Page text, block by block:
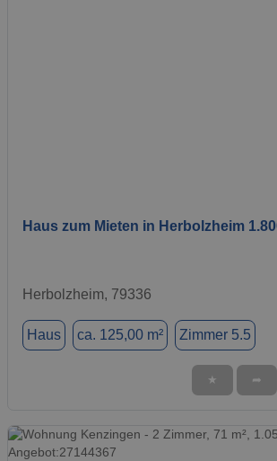
Haus zum Mieten in Herbolzheim
Herbolzheim, 79336
Haus ca. 125,00 m² Zimmer 5.5
★ ➦